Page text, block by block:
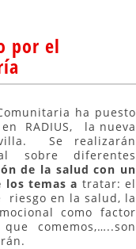
por el
ha puesto
en RADIUS, la nueva
Se realizarán
sobre diferentes
de la salud con un
temas a tratar: el
riesgo en la salud, la
como factor
comemos,…..son